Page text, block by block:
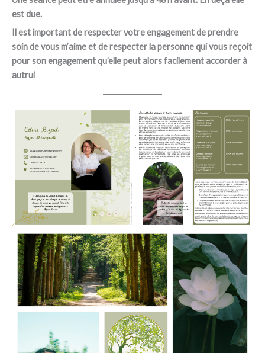
est due.
Il est important de respecter votre engagement de prendre
soin de vous m’aime et de respecter la personne qui vous reçoit
pour son engagement qu’elle peut alors facilement accorder à
autrui